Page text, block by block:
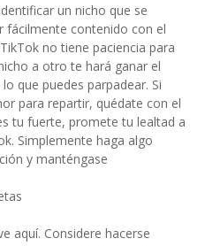
un nicho que se
fácilmente contenido con el
no tiene paciencia para
a otro te hará ganar el
que puedes parpadear. Si
para repartir, quédate con el
tu fuerte, promete tu lealtad a
Simplemente haga algo
y manténgase
aquí. Considere hacerse